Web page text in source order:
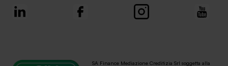
SA Finance Mediazione Creditizia Srl soggetta alla